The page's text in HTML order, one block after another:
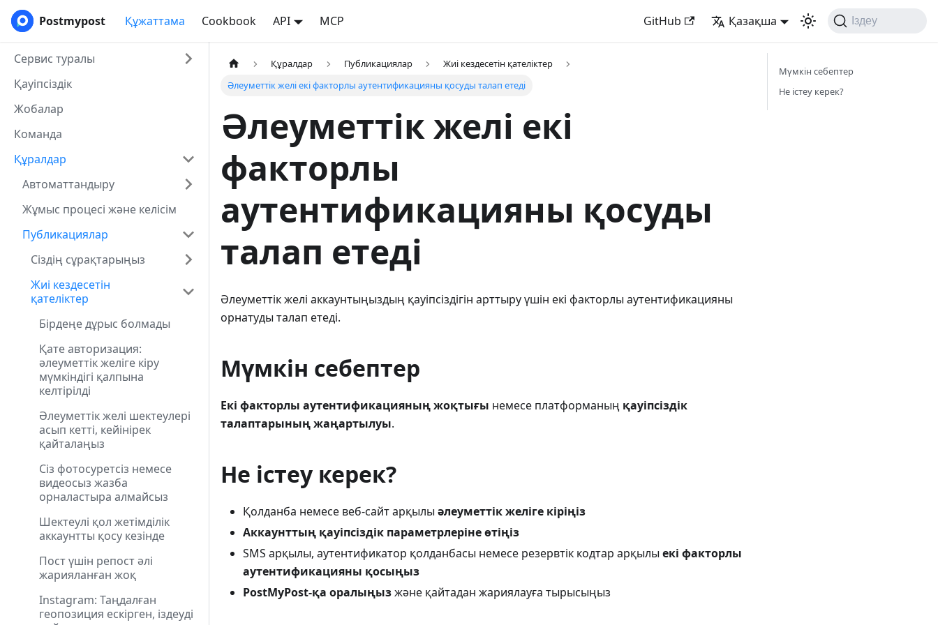
Postmypost Құжаттама Cookbook API MCP GitHub Қазақша Іздеу
Сервис туралы
Қауіпсіздік
Жобалар
Команда
Құралдар
Автоматтандыру
Жұмыс процесі және келісім
Публикациялар
Сіздің сұрақтарыңыз
Жиі кездесетін
қателіктер
Бірдеңе дұрыс болмады
Қате авторизация:
әлеуметтік желіге кіру
мүмкіндігі қалпына
келтірілді
Әлеуметтік желі шектеулері
асып кетті, кейінірек
қайталаңыз
Сіз фотосуретсіз немесе
видеосыз жазба
орналастыра алмайсыз
Шектеулі қол жетімділік
аккаунтты қосу кезінде
Пост үшін репост әлі
жарияланған жоқ
Instagram: Таңдалған
геопозиция ескірген, іздеуді
Құралдар Публикациялар
Жиі кездесетін қателіктер
Әлеуметтік желі екі факторлы аутентификацияны қосуды талап етеді
Әлеуметтік желі екі
факторлы
аутентификацияны қосуды
талап етеді
Әлеуметтік желі аккаунтыңыздың қауіпсіздігін арттыру үшін екі факторлы аутентификацияны
орнатуды талап етеді.
Мүмкін себептер
Екі факторлы аутентификацияның жоқтығы немесе платформаның қауіпсіздік
талаптарының жаңартылуы.
Не істеу керек?
Қолданба немесе веб-сайт арқылы әлеуметтік желіге кіріңіз
Аккаунттың қауіпсіздік параметрлеріне өтіңіз
SMS арқылы, аутентификатор қолданбасы немесе резервтік кодтар арқылы екі факторлы
аутентификацияны қосыңыз
PostMyPost-қа оралыңызжәне қайтадан жариялауға тырысыңыз
Мүмкін себептер
Не істеу керек?